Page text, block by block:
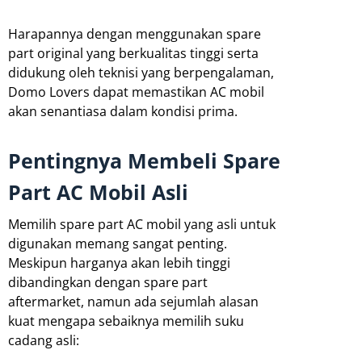
Harapannya dengan menggunakan spare
part original yang berkualitas tinggi serta
didukung oleh teknisi yang berpengalaman,
Domo Lovers dapat memastikan AC mobil
akan senantiasa dalam kondisi prima.
Pentingnya Membeli Spare
Part AC Mobil Asli
Memilih spare part AC mobil yang asli untuk
digunakan memang sangat penting.
Meskipun harganya akan lebih tinggi
dibandingkan dengan spare part
aftermarket, namun ada sejumlah alasan
kuat mengapa sebaiknya memilih suku
cadang asli: